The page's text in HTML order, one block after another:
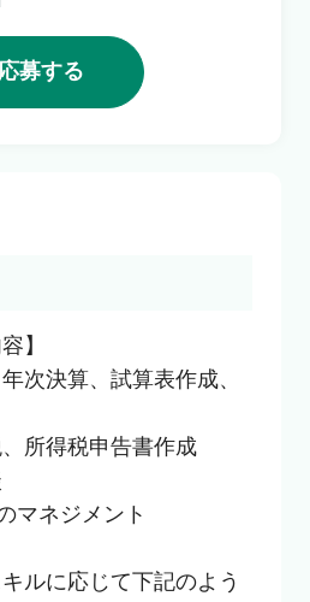
利用者の声
企業の担当者様
応募する
】
次決算、試算表作成、
所得税申告書作成
マネジメント
ルに応じて下記のよう